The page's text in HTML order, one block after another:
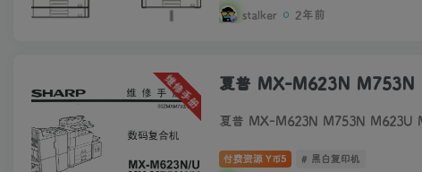
stalker 2年前
维修手册 夏普 MX-M623N M753N
夏普 MX-M623N M753N M623U
付费资源 Y币5 # 黑白复印机